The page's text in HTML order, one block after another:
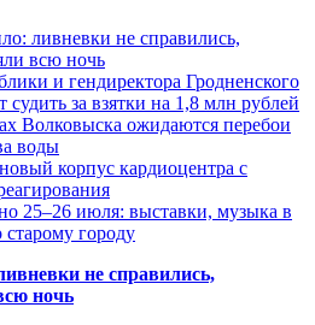
ливневки не справились,
всю ночь
и гендиректора Гродненского
судить за взятки на 1,8 млн рублей
Волковыска ожидаются перебои
воды
корпус кардиоцентра с
25–26 июля: выставки, музыка в
городу
не справились,
ночь